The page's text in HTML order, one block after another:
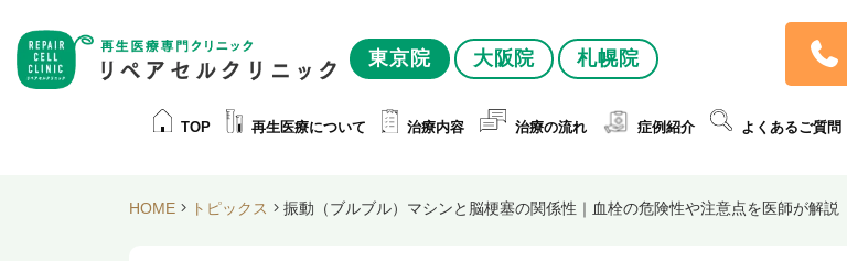
東京院 大阪院 札幌院
TOP 再生医療について 治療内容 治療の流れ 症例紹介 よくあるご質問
HOME トピックス 振動（ブルブル）マシンと脳梗塞の関係性｜血栓の危険性や注意点を医師が解説